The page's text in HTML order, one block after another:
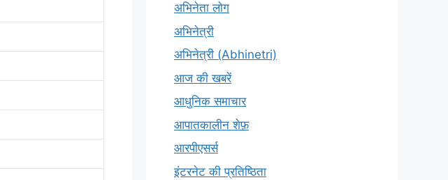
अभिनेता लोग
अभिनेत्री
अभिनेत्री (Abhinetri)
आज की खबरें
आधुनिक समाचार
आपातकालीन शेफ़
आरपीएसर्स
इंटरनेट की प्रतिष्ठिता